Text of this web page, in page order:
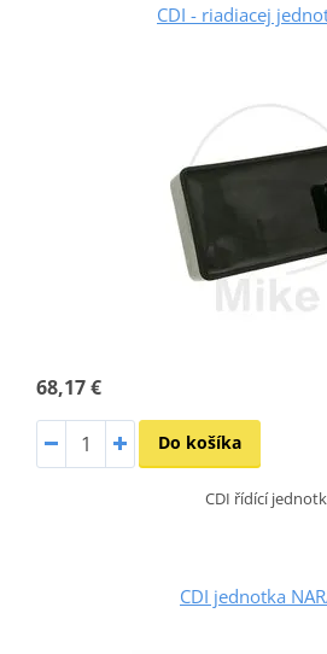
CDI - riadiacej
68,17 €
Do košíka
CDI řídící
CDI jednotka